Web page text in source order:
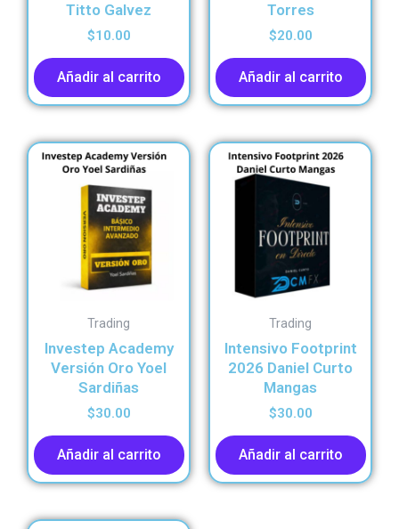
Titto Galvez
$10.00
Añadir al carrito
Torres
$20.00
Añadir al carrito
Trading
Investep Academy
Versión Oro Yoel
Sardiñas
$30.00
Añadir al carrito
Trading
Intensivo Footprint
2026 Daniel Curto
Mangas
$30.00
Añadir al carrito